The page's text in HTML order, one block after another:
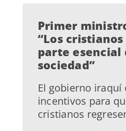
Primer
“Los
parte esencial
sociedad”
El gobierno iraquí
incentivos para
cristianos